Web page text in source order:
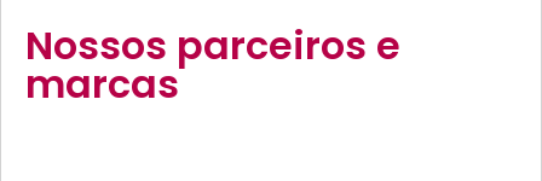
Nossos parceiros e
marcas